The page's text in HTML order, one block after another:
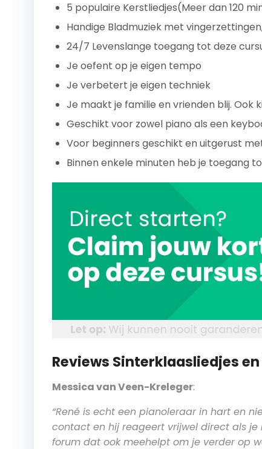
5 populaire Kerstliedjes(Meer dan 120
Handige Bladmuziek met
24/7 Levenslange toegang tot deze
Je oefent op je eigen tempo
Je verbetert je eigen techniek
Je maakt je familie en vrienden blij. Ook
Geschikt voor zowel piano als een
Voor beginners geschikt en uitgerust
Binnen enkele minuten heb je toegang
Reviews Sinterklaasliedjes
Messica van Veen-Kreleger:
“René is echt een pianoleraar in hart en
contact en hij reageert vrijwel direct als
forum dat ook meehelpt om je verder op